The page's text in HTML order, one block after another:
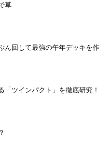
草
ん回して最強の午年デッキを作
「ツインパクト」を徹底研究！